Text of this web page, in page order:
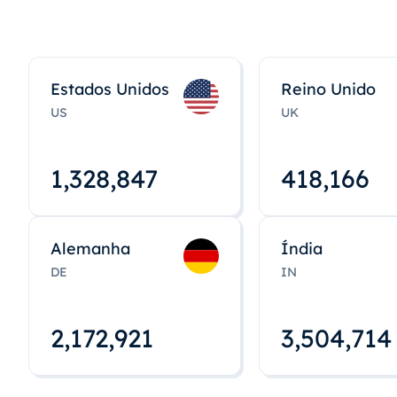
Estados Unidos
US
1,328,848
Reino Unido
UK
418,167
Alemanha
DE
2,172,922
Índia
IN
3,504,715